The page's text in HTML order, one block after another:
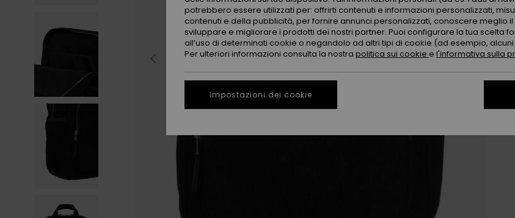
potrebbero essere utilizzati per: offrirti contenuti e informazioni personalizzati,
contenuti e della pubblicità, per fornire annunci personalizzati, conoscere meglio
sviluppare e migliorare i prodotti dei nostri partner. Puoi configurare la tua scelta
all’uso di determinati cookie o negandolo ad altri tipi di cookie (ad esempio,
Per ulteriori informazioni consulta la nostra politica sui cookie e l'informativa sulla
Impostazioni dei cookie